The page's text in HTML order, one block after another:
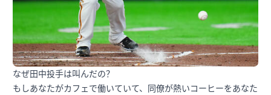
なぜ田中投手は叫んだの？
もしあなたがカフェで働いていて、同僚が熱いコーヒーをあなた